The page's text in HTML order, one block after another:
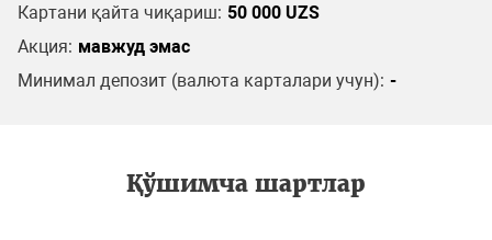
Картани қайта чиқариш: 50 000 UZS
Акция: мавжуд эмас
Минимал депозит (валюта карталари учун): -
Қўшимча шартлар